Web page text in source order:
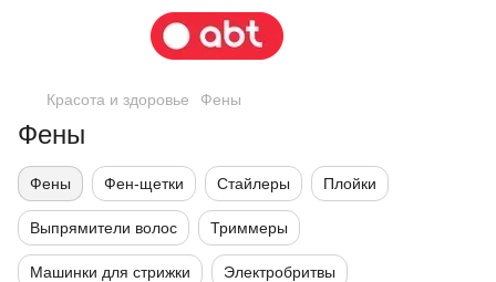
Красота и здоровье Фены
Фены
Фены Фен-щетки Стайлеры Плойки
Выпрямители волос Триммеры
Машинки для стрижки Электробритвы